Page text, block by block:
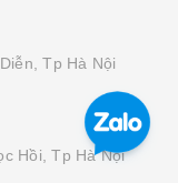
Tp Hà Nội
Hồi, Tp Hà Nội